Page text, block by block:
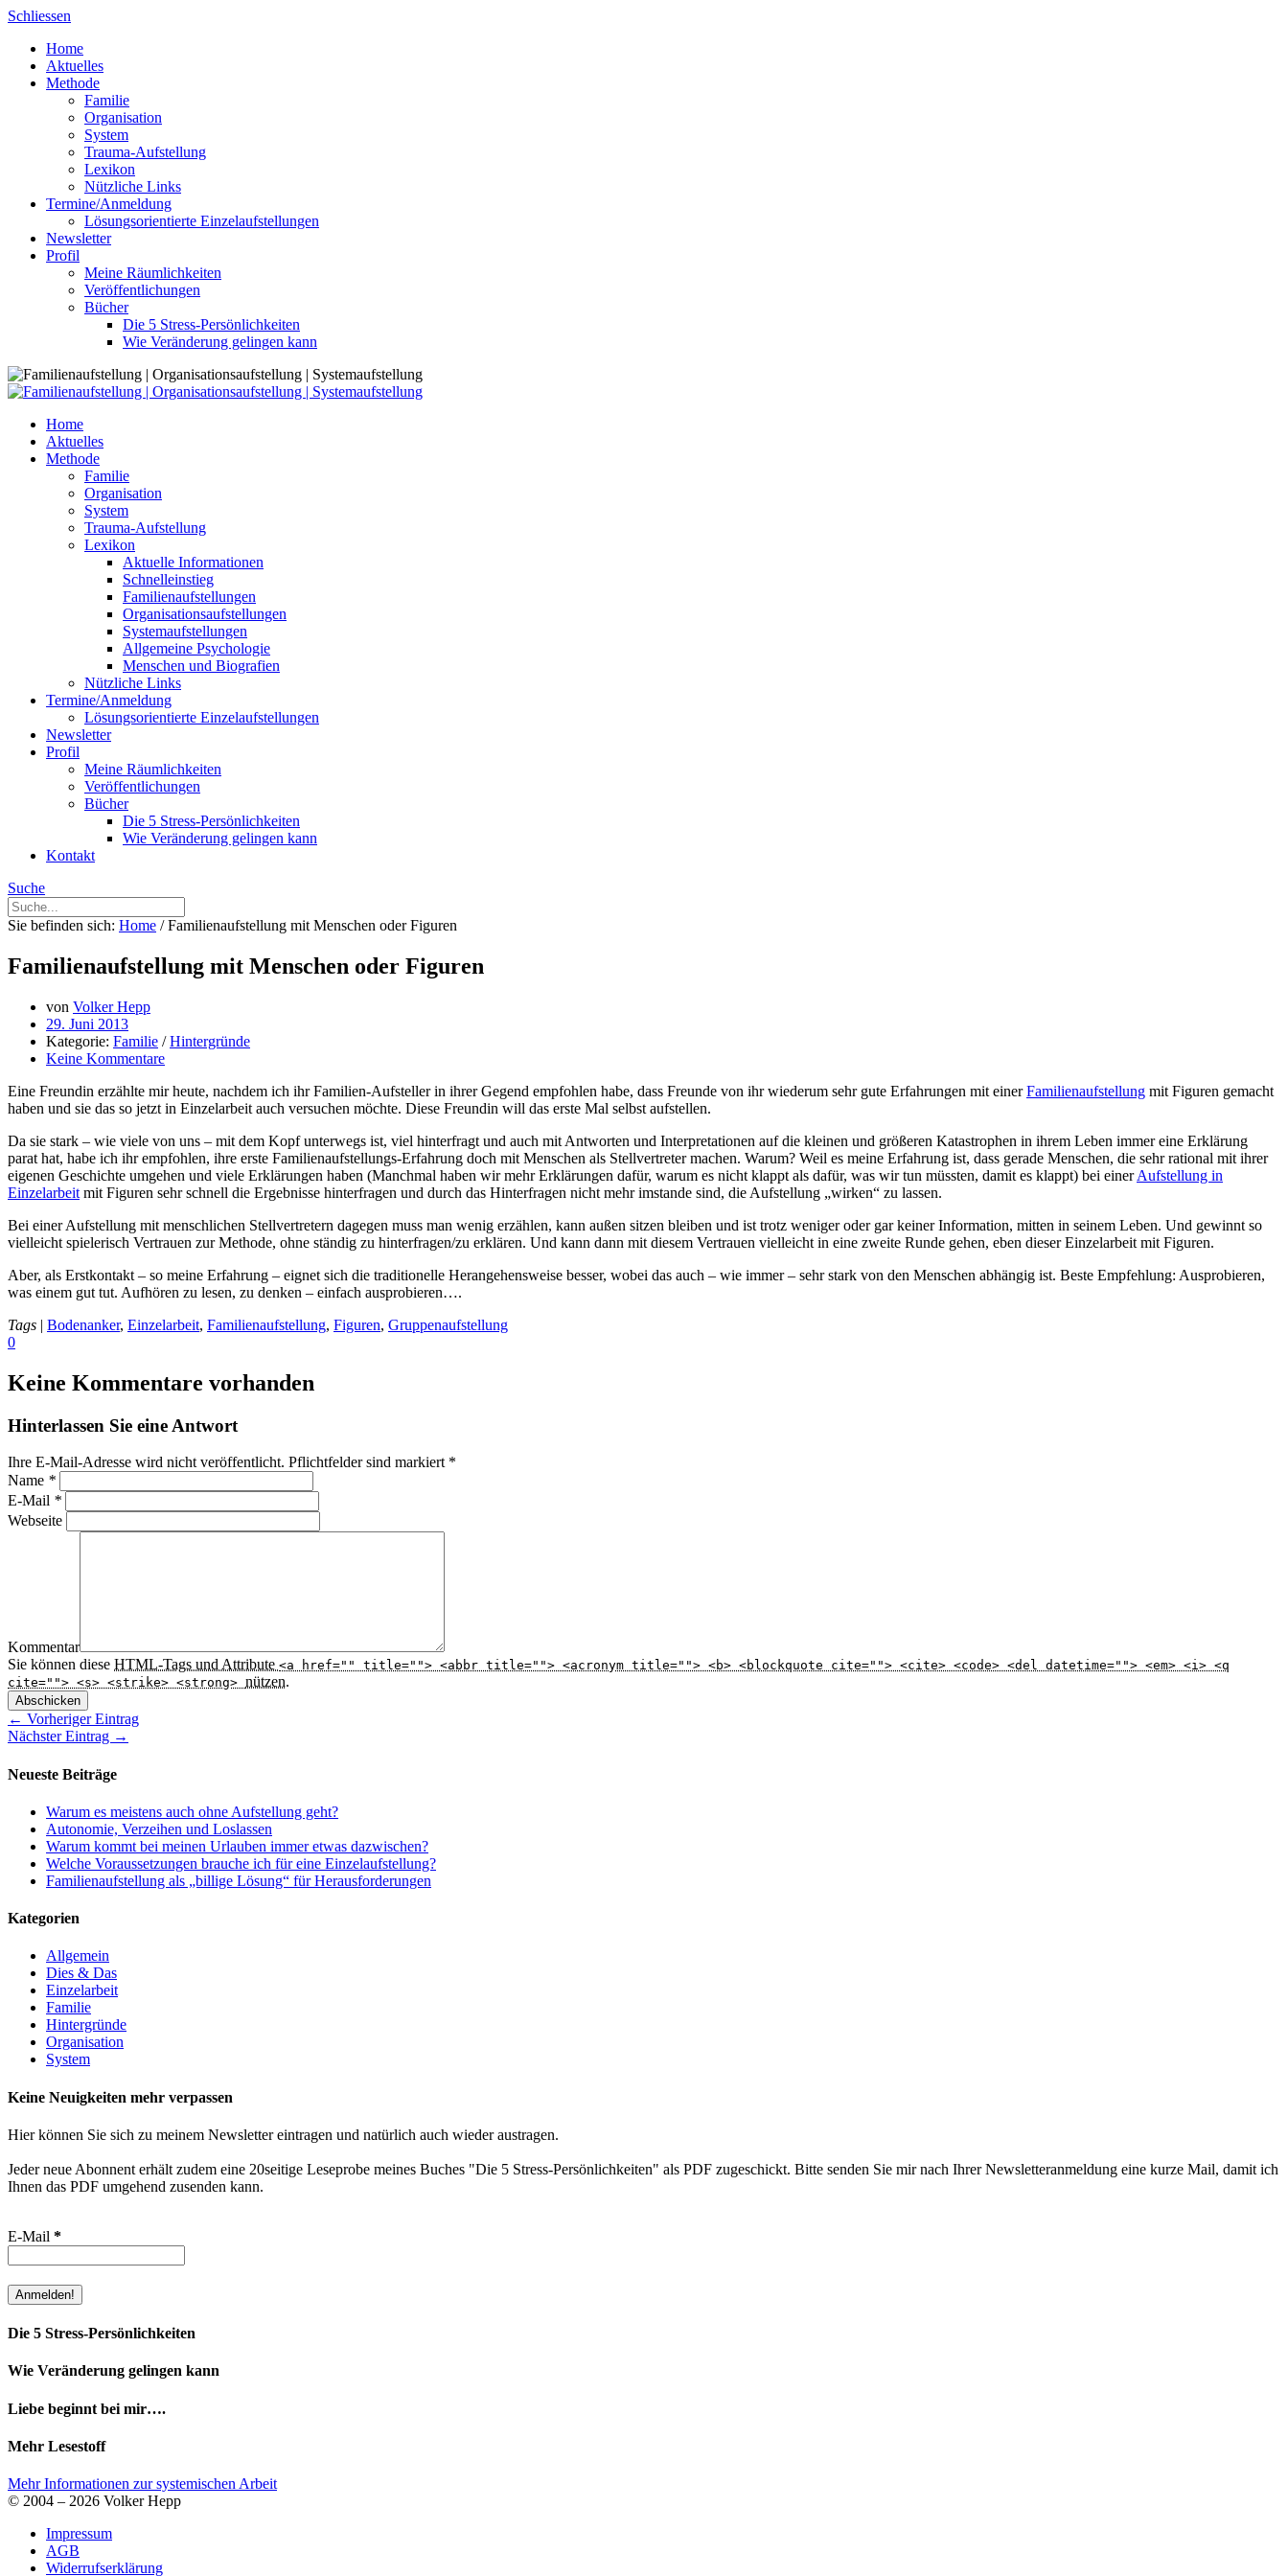
Skip
content
Schliessen
Home
Aktuelles
Methode
Familie
Organisation
System
Trauma-Aufstellung
Lexikon
Nützliche Links
Termine/Anmeldung
Lösungsorientierte Einzelaufstellungen
Newsletter
Profil
Meine Räumlichkeiten
Veröffentlichungen
Bücher
Die 5 Stress-Persönlichkeiten
Wie Veränderung gelingen kann
Home
Aktuelles
Methode
Familie
Organisation
System
Trauma-Aufstellung
Lexikon
Aktuelle Informationen
Schnelleinstieg
Familienaufstellungen
Organisationsaufstellungen
Systemaufstellungen
Allgemeine Psychologie
Menschen und Biografien
Nützliche Links
Termine/Anmeldung
Lösungsorientierte Einzelaufstellungen
Newsletter
Profil
Meine Räumlichkeiten
Veröffentlichungen
Bücher
Die 5 Stress-Persönlichkeiten
Wie Veränderung gelingen kann
Kontakt
Suche
Sie befinden sich: Home / Familienaufstellung mit Menschen oder Figuren
Familienaufstellung mit Menschen oder Figuren
von Volker Hepp
29. Juni 2013
Kategorie: Familie /Hintergründe
Keine Kommentare
Eine Freundin erzählte mir heute, nachdem ich ihr Familien-Aufsteller in ihrer Gegend empfohlen habe, dass Freunde von ihr wiederum sehr gute Erfahrungen mit einerFamilienaufstellung mit Figuren gemacht
haben und sie das so jetzt in Einzelarbeit auch versuchen möchte. Diese Freundin will das erste Mal selbst aufstellen.
Da sie stark – wie viele von uns – mit dem Kopf unterwegs ist, viel hinterfragt und auch mit Antworten und Interpretationen auf die kleinen und größeren Katastrophen in ihrem Leben immer eine Erklärung
parat hat, habe ich ihr empfohlen, ihre erste Familienaufstellungs-Erfahrung doch mit Menschen als Stellvertreter machen. Warum? Weil es meine Erfahrung ist, dass gerade Menschen, die sehr rational mit ihrer
eigenen Geschichte umgehen und viele Erklärungen haben (Manchmal haben wir mehr Erklärungen dafür, warum es nicht klappt als dafür, was wir tun müssten, damit es klappt) bei einerAufstellung in
Einzelarbeit mit Figuren sehr schnell die Ergebnisse hinterfragen und durch das Hinterfragen nicht mehr imstande sind, die Aufstellung „wirken“ zu lassen.
Bei einer Aufstellung mit menschlichen Stellvertretern dagegen muss man wenig erzählen, kann außen sitzen bleiben und ist trotz weniger oder gar keiner Information, mitten in seinem Leben. Und gewinnt so
vielleicht spielerisch Vertrauen zur Methode, ohne ständig zu hinterfragen/zu erklären. Und kann dann mit diesem Vertrauen vielleicht in eine zweite Runde gehen, eben dieser Einzelarbeit mit Figuren.
Aber, als Erstkontakt – so meine Erfahrung – eignet sich die traditionelle Herangehensweise besser, wobei das auch – wie immer – sehr stark von den Menschen abhängig ist. Beste Empfehlung: Ausprobieren,
was einem gut tut. Aufhören zu lesen, zu denken – einfach ausprobieren….
Tags | Bodenanker, Einzelarbeit, Familienaufstellung, Figuren, Gruppenaufstellung
0
Keine Kommentare vorhanden
Hinterlassen Sie eine Antwort
Ihre E-Mail-Adresse wird nicht veröffentlicht. Pflichtfelder sind markiert *
Name *
E-Mail *
Webseite
Kommentar
Sie können diese HTML-Tags und Attribute <a href="" title=""> <abbr title=""> <acronym title=""> <b> <blockquote cite=""> <cite> <code> <del datetime=""> <em> <i> <q
cite=""> <s> <strike> <strong> nützen.
Abschicken
← Vorheriger Eintrag
Nächster Eintrag →
Neueste Beiträge
Warum es meistens auch ohne Aufstellung geht?
Autonomie, Verzeihen und Loslassen
Warum kommt bei meinen Urlauben immer etwas dazwischen?
Welche Voraussetzungen brauche ich für eine Einzelaufstellung?
Familienaufstellung als „billige Lösung“ für Herausforderungen
Kategorien
Allgemein
Dies & Das
Einzelarbeit
Familie
Hintergründe
Organisation
System
Keine Neuigkeiten mehr verpassen
Hier können Sie sich zu meinem Newsletter eintragen und natürlich auch wieder austragen.
Jeder neue Abonnent erhält zudem eine 20seitige Leseprobe meines Buches "Die 5 Stress-Persönlichkeiten" als PDF zugeschickt. Bitte senden Sie mir nach Ihrer Newsletteranmeldung eine kurze Mail, damit ich
Ihnen das PDF umgehend zusenden kann.
E-Mail *
Die 5 Stress-Persönlichkeiten
Wie Veränderung gelingen kann
Liebe beginnt bei mir….
Mehr Lesestoff
Mehr Informationen zur systemischen Arbeit
© 2004 – 2026 Volker Hepp
Impressum
AGB
Widerrufserklärung